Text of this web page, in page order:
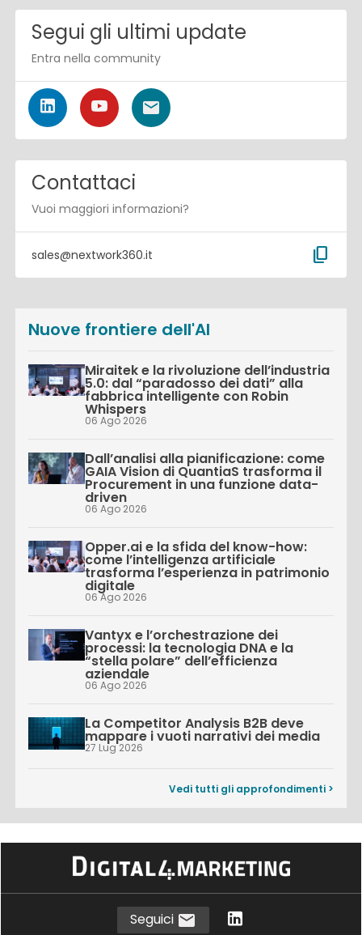
Segui gli ultimi update
Entra nella community
Contattaci
Vuoi maggiori informazioni?
sales@nextwork360.it content_copy
Nuove frontiere dell'AI
Miraitek e la rivoluzione dell’industria
5.0: dal “paradosso dei dati” alla
fabbrica intelligente con Robin
Whispers
06 Ago 2026
Dall’analisi alla pianificazione: come
GAIA Vision di QuantiaS trasforma il
Procurement in una funzione data-
driven
06 Ago 2026
Opper.ai e la sfida del know-how:
come l’intelligenza artificiale
trasforma l’esperienza in patrimonio
digitale
06 Ago 2026
Vantyx e l’orchestrazione dei
processi: la tecnologia DNA e la
“stella polare” dell’efficienza
aziendale
06 Ago 2026
La Competitor Analysis B2B deve
mappare i vuoti narrativi dei media
27 Lug 2026
Vedi tutti gli approfondimenti >
Seguici